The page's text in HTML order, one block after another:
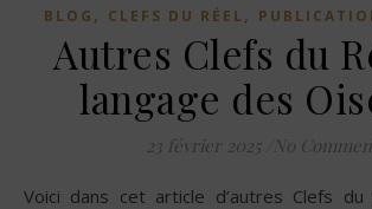
BLOG , CLEFS DU RÉEL,
Autres Clefs du
langage des
23 février 2025 No
Voici dans cet article d’autres Clefs du Réel, issues du